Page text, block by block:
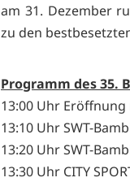
am 31. Dezember
zu den
Programm des 35.
13:00 Uhr
13:10 Uhr SWT-
13:20 Uhr SWT-
13:30 Uhr CITY